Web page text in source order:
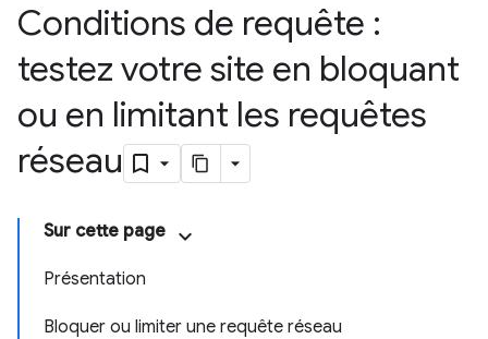
Conditions de requête :
testez votre site en bloquant
ou en limitant les requêtes
réseau
Sur cette page
Présentation
Bloquer ou limiter une requête réseau